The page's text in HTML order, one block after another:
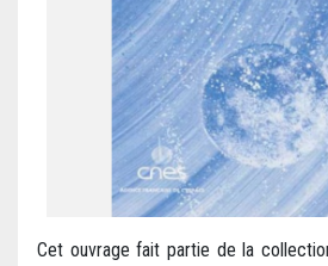
Cet ouvrage fait partie de la